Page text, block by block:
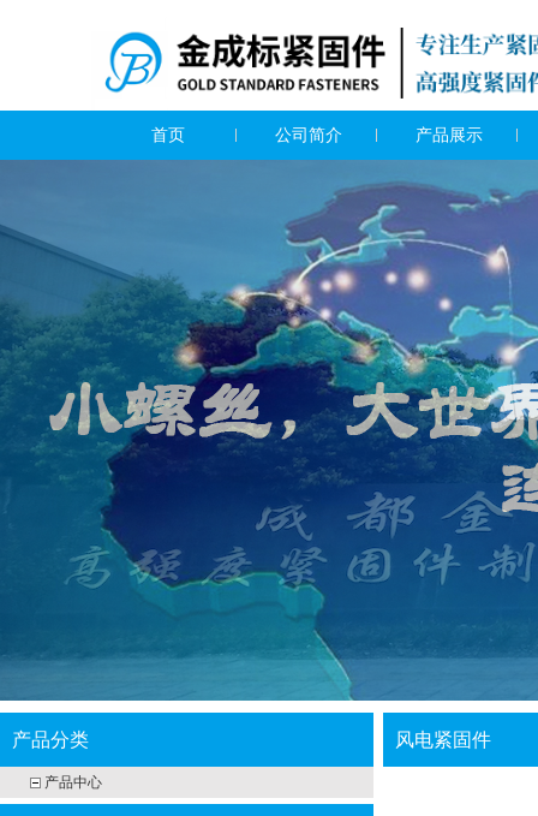
首页 公司简介 产品展示
产品分类
产品中心
风电紧固件